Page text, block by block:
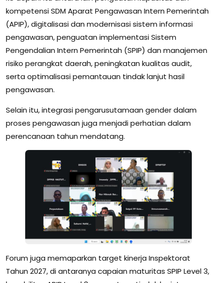
kompetensi SDM Aparat Pengawasan Intern Pemerintah
(APIP), digitalisasi dan modernisasi sistem informasi
pengawasan, penguatan implementasi Sistem
Pengendalian Intern Pemerintah (SPIP) dan manajemen
risiko perangkat daerah, peningkatan kualitas audit,
serta optimalisasi pemantauan tindak lanjut hasil
pengawasan.
Selain itu, integrasi pengarusutamaan gender dalam
proses pengawasan juga menjadi perhatian dalam
perencanaan tahun mendatang.
Forum juga memaparkan target kinerja Inspektorat
Tahun 2027, di antaranya capaian maturitas SPIP Level 3,